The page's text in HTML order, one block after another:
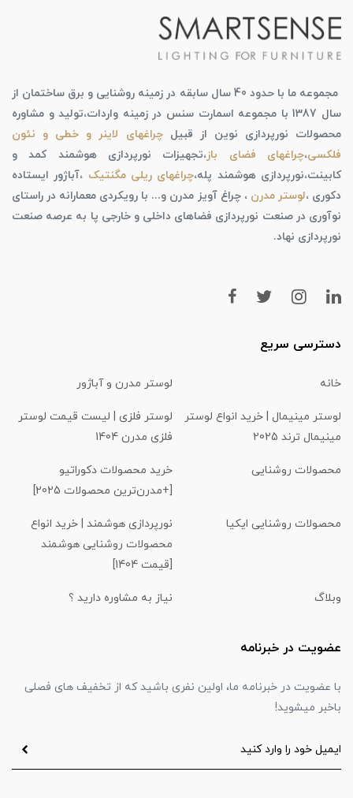
مجموعه ما با حدود 40 سال سابقه در زمینه روشنایی و برق ساختمان از
سال 1387 با مجموعه اسمارت سنس در زمینه واردات،تولید و مشاوره
محصولات نورپردازی نوین از قبیلچراغهای لاینر و خطی و نئون
فلکسی،چراغهای فضای باز،تجهیزات نورپردازی هوشمند کمد و
کابینت،نورپردازی هوشمند پله،چراغهای ریلی مگنتیک ،آباژور ایستاده
دکوری ،لوستر مدرن ، چراغ آویز مدرن و... با رویکردی معمارانه در راستای
نوآوری در صنعت نورپردازی فضاهای داخلی و خارجی پا به عرصه صنعت
نورپردازی نهاد.
دسترسی سریع
خانه لوستر مدرن و آباژور
لوستر مینیمال | خرید انواع لوستر
مینیمال ترند 2025
لوستر فلزی | لیست قیمت لوستر
فلزی مدرن 1404
محصولات روشنایی
خرید محصولات دکوراتیو
[+مدرن‌ترین محصولات 2025]
محصولات روشنایی ایکیا
نورپردازی هوشمند | خرید انواع
محصولات روشنایی هوشمند
[قیمت 1404]
وبلاگ نیاز به مشاوره دارید ؟
عضویت در خبرنامه
با عضویت در خبرنامه ما، اولین نفری باشید که از تخفیف های فصلی
باخبر میشوید!